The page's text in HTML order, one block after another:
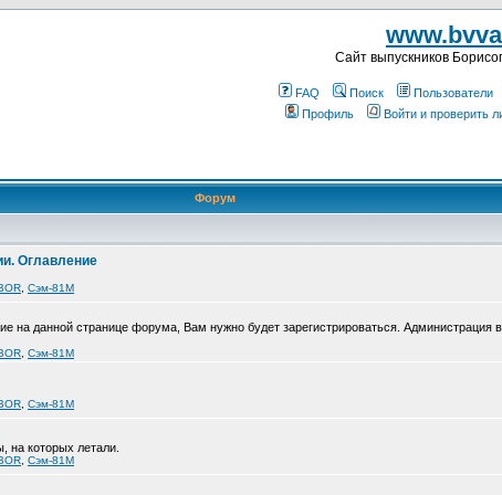
Cайт выпускников
FAQ Поиск Пользователи
Профиль
Войти и проверить
Форум
Оглавление
Сэм-81М
на данной странице форума, Вам нужно будет зарегистрироваться. Администрация
Сэм-81М
Сэм-81М
на которых летали.
Сэм-81М